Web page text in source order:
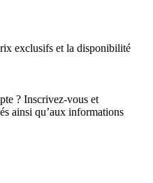
exclusifs et la disponibilité
? Inscrivez-vous et
ainsi qu’aux informations